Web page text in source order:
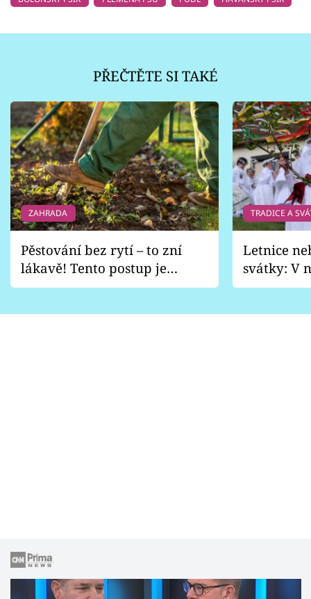
PŘEČTĚTE SI TAKÉ
ZAHRADA
Pěstování bez rytí – to zní
lákavě! Tento postup je
vhodný jen pro některé
TRADICE A
Letnice
svátky: V
pondělí